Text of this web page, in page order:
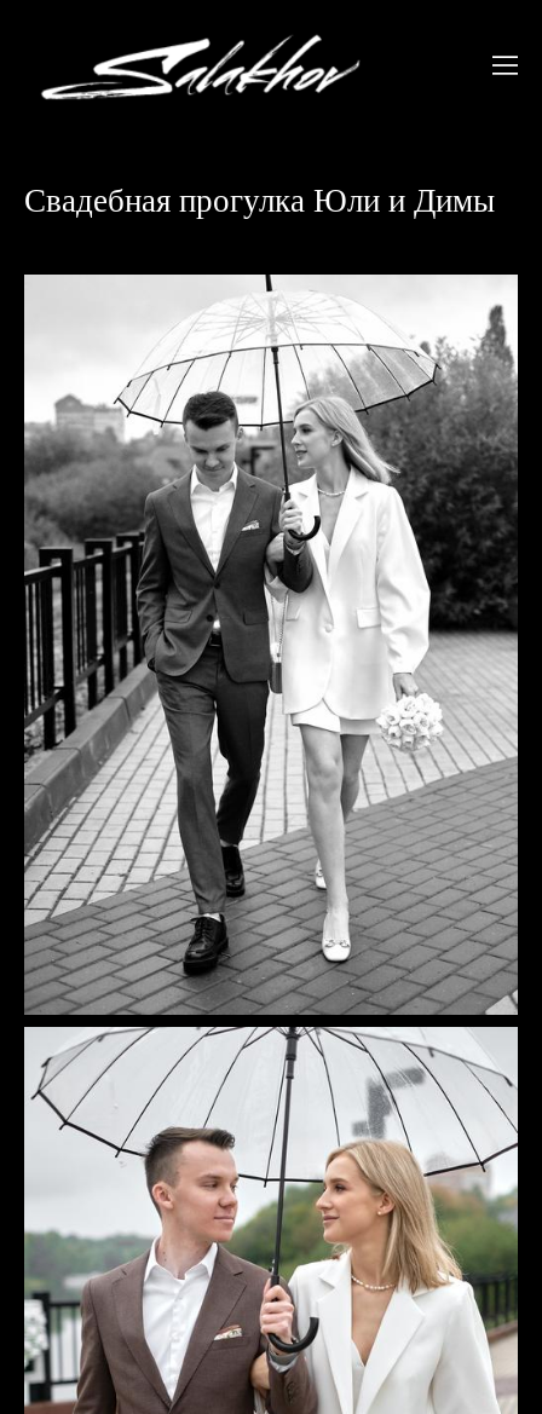
Свадебная прогулка Юли и Димы